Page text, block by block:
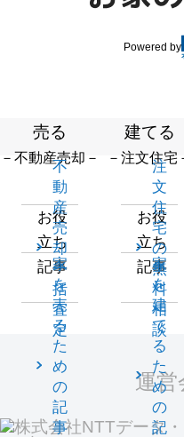
Powered by
売る
－不動産売却－
不
動
産
売
却
一
括
査
定
お役
立ち
記事
家
を
売
る
た
め
の
記
事
建てる
－注文住宅
注
文
住
宅
の
無
料
相
談
お役
立ち
記事
家
を
建
て
る
た
め
の
記
運営